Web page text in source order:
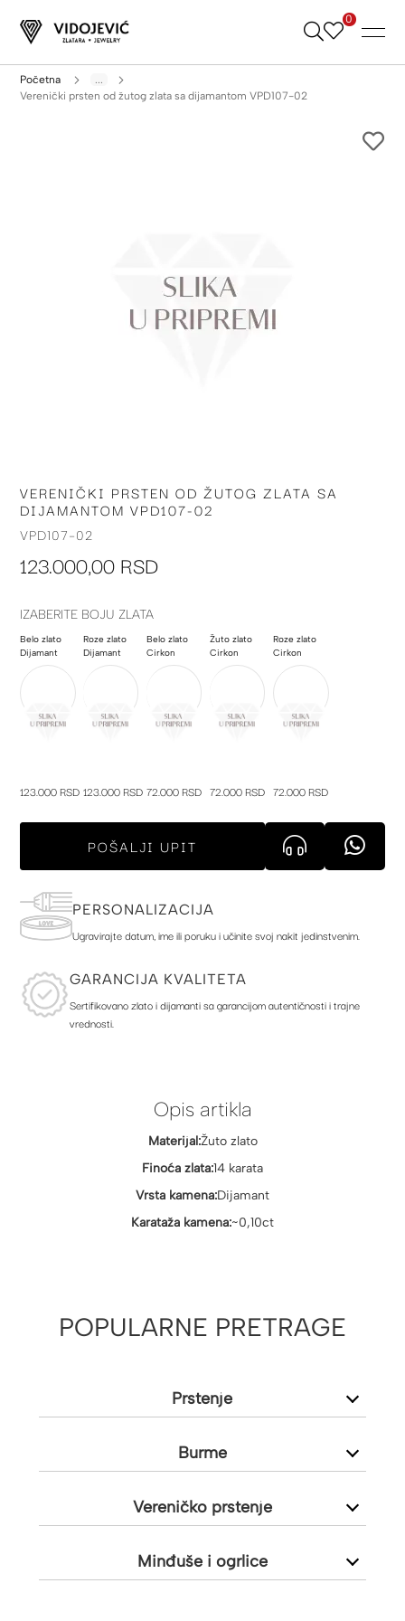
Skip
0
Početna
...
Verenički prsten od žutog zlata sa dijamantom VPD107-02
Skip
to
the
of
gallery
VERENIČKI PRSTEN OD ŽUTOG ZLATA SA
DIJAMANTOM VPD107-02
VPD107-02
123.000,00 RSD
IZABERITE BOJU ZLATA
Belo zlato
Dijamant
123.000 RSD
Roze zlato
Dijamant
123.000 RSD
Belo zlato
Cirkon
72.000 RSD
Žuto zlato
Cirkon
72.000 RSD
Roze zlato
Cirkon
72.000 RSD
POŠALJI UPIT
PERSONALIZACIJA
Ugravirajte datum, ime ili poruku i učinite svoj nakit jedinstvenim.
GARANCIJA KVALITETA
Sertifikovano zlato i dijamanti sa garancijom autentičnosti i trajne
vrednosti.
Opis artikla
Materijal:Žuto zlato
Finoća zlata:14 karata
Vrsta kamena:Dijamant
Karataža kamena:~0,10ct
POPULARNE PRETRAGE
Prstenje
Burme
Vereničko prstenje
Minđuše i ogrlice